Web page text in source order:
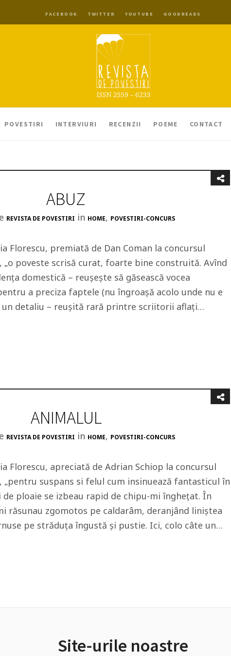
FACEBOOK TWITTER YOUTUBE GOODREADS
POVESTIRI INTERVIURI RECENZII POEME CONTACT
ABUZ
REVISTA DE POVESTIRI in HOME, POVESTIRI-CONCURS
Florescu, premiată de Dan Coman la concursul
poveste scrisă curat, foarte bine construită. Avînd
domestică – reușește să găsească vocea
a preciza faptele (nu îngroașă acolo unde nu e
un detaliu – reușită rară printre scriitorii aflați…
ANIMALUL
REVISTA DE POVESTIRI in HOME, POVESTIRI-CONCURS
Florescu, apreciată de Adrian Schiop la concursul
suspans si felul cum insinuează fantasticul în
de ploaie se izbeau rapid de chipu-mi înghețat. În
răsunau zgomotos pe caldarâm, deranjând liniștea
pe străduța îngustă și pustie. Ici, colo câte un…
Site-urile noastre